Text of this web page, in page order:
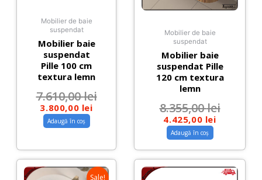
Mobilier de baie
suspendat
Mobilier baie
suspendat
Pille 100 cm
textura lemn
7.610,00lei
3.800,00 lei
Adaugă în coș
Mobilier de baie
suspendat
Mobilier baie
suspendat Pille
120 cm textura
lemn
8.355,00lei
4.425,00 lei
Adaugă în coș
Sale!